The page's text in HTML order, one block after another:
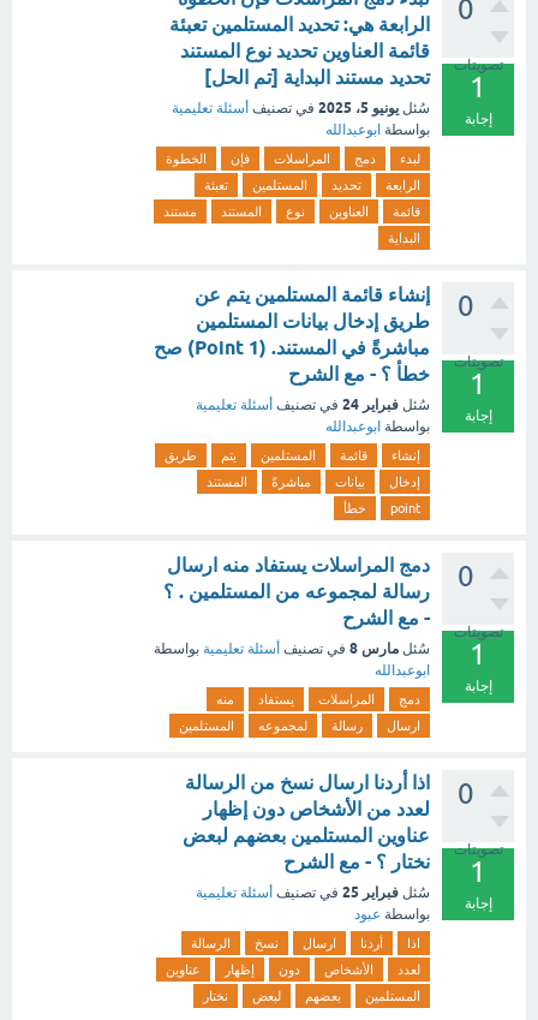
0
تصويتات
1
إجابة
الرابعة هي: تحديد المستلمين تعبئة
قائمة العناوين تحديد نوع المستند
تحديد مستند البداية [تم الحل]
سُئل يونيو 5، 2025 في تصنيف أسئلة تعليمية
بواسطة ابوعبدالله
لبدء دمج المراسلات فإن
الخطوة
الرابعة
تحديد المستلمين
تعبئة
قائمة
العناوين نوع المستند
مستند
البداية
0
تصويتات
1
إجابة
إنشاء قائمة المستلمين يتم عن
طريق إدخال بيانات المستلمين
مباشرةً في المستند. (1 Point) صح
خطأ ؟ - مع الشرح
سُئل فبراير 24 في تصنيف أسئلة تعليمية
بواسطة ابوعبدالله
إنشاء قائمة المستلمين يتم
طريق
إدخال
بيانات مباشرةً
المستند
point
خطأ
0
تصويتات
1
إجابة
دمج المراسلات يستفاد منه ارسال
رسالة لمجموعه من المستلمين . ؟
- مع الشرح
سُئل مارس 8 في تصنيف أسئلة تعليمية بواسطة
ابوعبدالله
دمج المراسلات يستفاد
منه
ارسال
رسالة لمجموعه المستلمين
0
تصويتات
1
إجابة
اذا أردنا ارسال نسخ من الرسالة
لعدد من الأشخاص دون إظهار
عناوين المستلمين بعضهم لبعض
نختار ؟ - مع الشرح
سُئل فبراير 25 في تصنيف أسئلة تعليمية
بواسطة عبود
اذا أردنا ارسال نسخ
الرسالة
لعدد
الأشخاص دون إظهار
عناوين
المستلمين
بعضهم لبعض نختار